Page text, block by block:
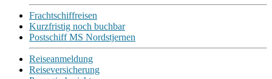
Frachtschiffreisen
Kurzfristig noch buchbar
Postschiff MS Nordstjernen
Reiseanmeldung
Reiseversicherung